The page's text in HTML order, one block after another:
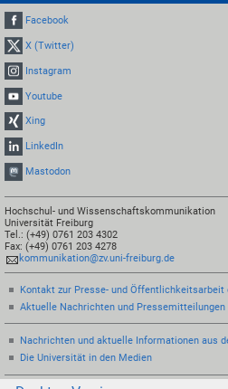
Facebook
X (Twitter)
Instagram
Youtube
Xing
LinkedIn
Mastodon
Hochschul- und Wissenschaftskommunikation
Universität Freiburg
Tel.: (+49) 0761 203 4302
Fax: (+49) 0761 203 4278
kommunikation@zv.uni-freiburg.de
Kontakt zur Presse- und Öffentlichkeitsarbeit
Aktuelle Nachrichten und
Nachrichten und aktuelle Informationen aus
Die Universität in den Medien